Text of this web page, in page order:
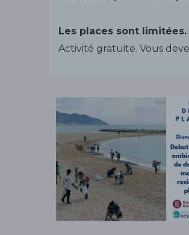
Les places sont limitées.
Activité gratuite. Vous